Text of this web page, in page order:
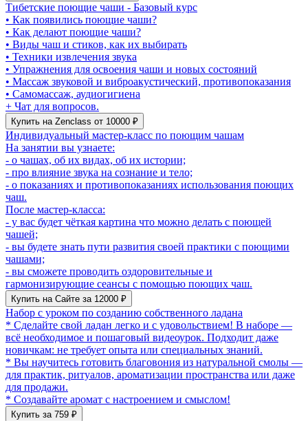
Тибетские поющие чаши - Базовый курс
• Как появились поющие чаши?
• Как делают поющие чаши?
• Виды чаш и стиков, как их выбирать
• Техники извлечения звука
• Упражнения для освоения чаши и новых состояний
• Массаж звуковой и виброакустический, противопоказания
• Самомассаж, аудиогигиена
+ Чат для вопросов.
Купить на Zenclass от 10000 ₽
Индивидуальный мастер-класс по поющим чашам
На занятии вы узнаете:
- о чашах, об их видах, об их истории;
- про влияние звука на сознание и тело;
- о показаниях и противопоказаниях использования поющих
чаш.
После мастер-класса:
- у вас будет чёткая картина что можно делать с поющей
чашей;
- вы будете знать пути развития своей практики с поющими
чашами;
- вы сможете проводить оздоровительные и
гармонизирующие сеансы с помощью поющих чаш.
Купить на Сайте за 12000 ₽
Набор с уроком по созданию собственного ладана
* Сделайте свой ладан легко и с удовольствием! В наборе —
всё необходимое и пошаговый видеоурок. Подходит даже
новичкам: не требует опыта или специальных знаний.
* Вы научитесь готовить благовония из натуральной смолы —
для практик, ритуалов, ароматизации пространства или даже
для продажи.
* Создавайте аромат с настроением и смыслом!
Купить за 759 ₽